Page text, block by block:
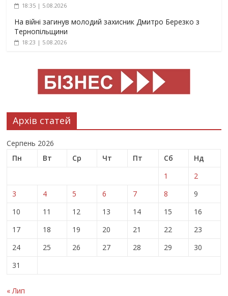
18:35 | 5.08.2026
На війні загинув молодий захисник Дмитро Березко з
Тернопільщини
18:23 | 5.08.2026
Архів статей
Серпень 2026
Пн
Вт Ср Чт Пт Сб
Нд
1
2
3
4 5 6 7 8
9
10
11 12 13 14 15
16
17
18 19 20 21 22
23
24
25 26 27 28 29
30
31
« Лип